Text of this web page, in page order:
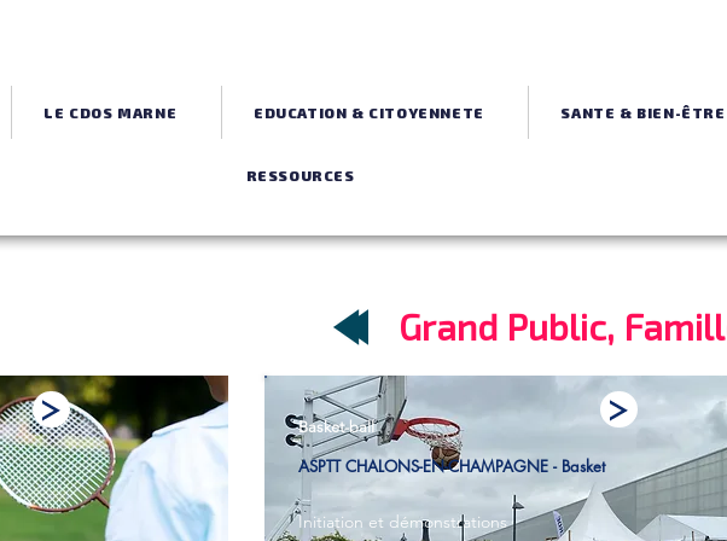
LE CDOS MARNE EDUCATION & CITOYENNETE SANTE & BIEN-ÊTRE
RESSOURCES
Grand Public,
Basket-ball
ASPTT CHALONS-EN-CHAMPAGNE - Basket
Initiation et démonstrations